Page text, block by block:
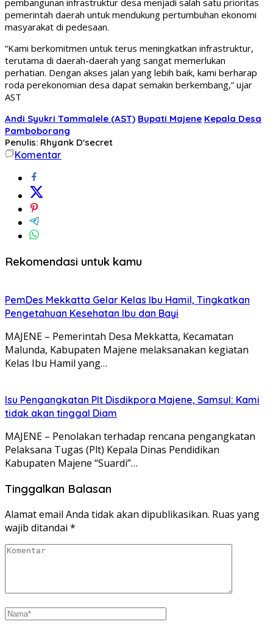
pemerintah daerah untuk mendukung pertumbuhan ekonomi
masyarakat di pedesaan.
“Kami berkomitmen untuk terus meningkatkan infrastruktur,
terutama di daerah-daerah yang sangat memerlukan
perhatian. Dengan akses jalan yang lebih baik, kami berharap
roda perekonomian desa dapat semakin berkembang,” ujar
AST
Andi Syukri Tammalele (AST) Bupati Majene Kepala Desa
Pamboborang
Penulis: Rhyank D'secret
Komentar
Rekomendasi untuk kamu
PemDes Mekkatta Gelar Kelas Ibu Hamil, Tingkatkan
Pengetahuan Kesehatan Ibu dan Bayi
MAJENE – Pemerintah Desa Mekkatta, Kecamatan
Malunda, Kabupaten Majene melaksanakan kegiatan
Kelas Ibu Hamil yang…
Isu Pengangkatan Plt Disdikpora Majene, Samsul: Kami
tidak akan tinggal Diam
MAJENE – Penolakan terhadap rencana pengangkatan
Pelaksana Tugas (Plt) Kepala Dinas Pendidikan
Kabupaten Majene “Suardi”…
Tinggalkan Balasan
Alamat email Anda tidak akan dipublikasikan. Ruas yang
wajib ditandai *